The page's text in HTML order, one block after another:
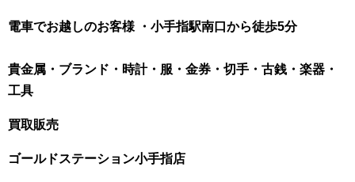
電車でお越しのお客様 ・小手指駅南口から徒歩5分
貴金属・ブランド・時計・服・金券・切手・古銭・楽器・
工具
買取販売
ゴールドステーション小手指店